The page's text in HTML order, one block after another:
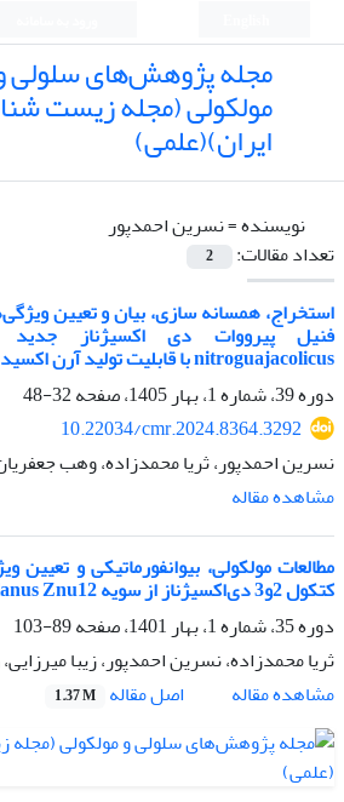
مجله پژوهش‌های سلولی
مولکولی (مجله زیست
ایران)(علمی)
نویسنده =نسرین احمدپور
تعداد مقالات:
2
nitroguajacolicus با قابلیت تولید آرن اکسید
دوره 39، شماره 1، بهار 1405، صفحه
32-48
10.22034/cmr.2024.8364.3292
نسرین احمدپور، ثریا محمدزاده، وهب
مشاهده مقاله
مطالعات مولکولی، بیوانفورماتیکی و
کتکول 2و3 دی‌اکسیژناز از سویه Aneurinibacillus migulanus Znu12
دوره 35، شماره 1، بهار 1401، صفحه
89-103
ثریا محمدزاده، نسرین احمدپور، زیبا
مشاهده مقاله
اصل مقاله 1.37 M